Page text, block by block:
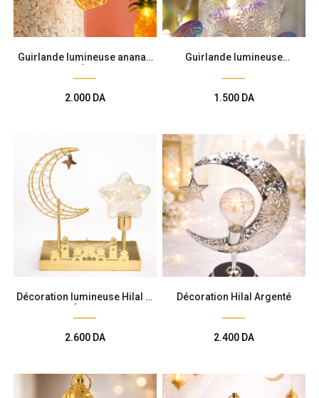
Décoration à
thème
Décoration de
Décoration de
table
Accessoires
Déguisements
Emballage
Guirlande lumineuse ananas
2.000 DA
Guirlande lumineuse
1.500 DA
Décoration lumineuse Hilal et
2.600 DA
Décoration Hilal Argenté
2.400 DA